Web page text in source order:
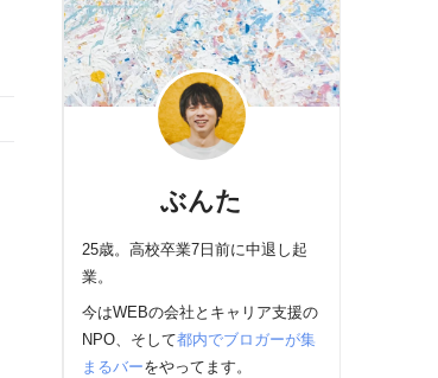
ぶんた
25歳。高校卒業7日前に中退し起
業。
今はWEBの会社とキャリア支援の
NPO、そして都内でブロガーが集
まるバーをやってます。